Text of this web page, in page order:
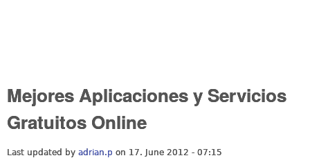
Mejores Aplicaciones y Servicios
Gratuitos Online
Last updated by adrian.p on 17. June 2012 - 07:15